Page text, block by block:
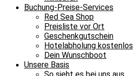
Buchung-Preise-Services
Red Sea Shop
Preisliste vor Ort
Geschenkgutschein
Hotelabholung kostenlos
Dein Wunschboot
Unsere Basis